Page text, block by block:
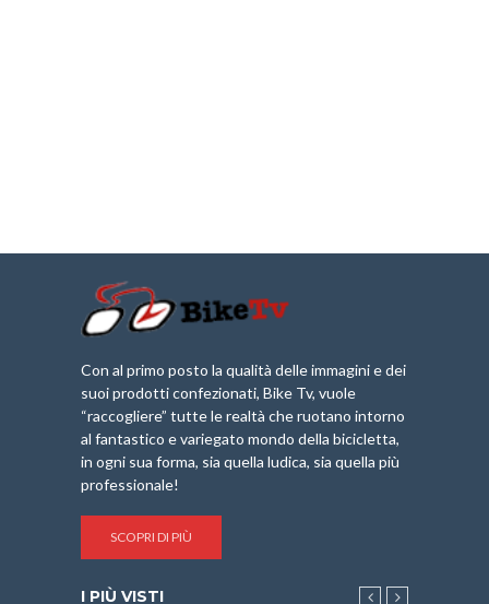
Con al primo posto la qualità delle immagini e dei
suoi prodotti confezionati, Bike Tv, vuole
“raccogliere” tutte le realtà che ruotano intorno
al fantastico e variegato mondo della bicicletta,
in ogni sua forma, sia quella ludica, sia quella più
professionale!
SCOPRI DI PIÙ
I PIÙ VISTI